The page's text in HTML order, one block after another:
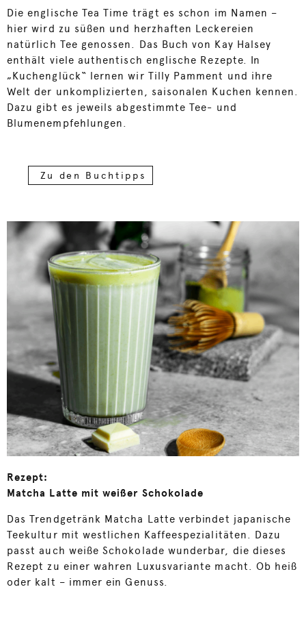
Die englische Tea Time trägt es schon im Namen –
hier wird zu süßen und herzhaften Leckereien
natürlich Tee genossen. Das Buch von Kay Halsey
enthält viele authentisch englische Rezepte. In
„Kuchenglück“ lernen wir Tilly Pamment und ihre
Welt der unkomplizierten, saisonalen Kuchen kennen.
Dazu gibt es jeweils abgestimmte Tee- und
Blumenempfehlungen.
Zu den Buchtipps
Rezept:
Matcha Latte mit weißer Schokolade
Das Trendgetränk Matcha Latte verbindet japanische
Teekultur mit westlichen Kaffeespezialitäten. Dazu
passt auch weiße Schokolade wunderbar, die dieses
Rezept zu einer wahren Luxusvariante macht. Ob heiß
oder kalt – immer ein Genuss.